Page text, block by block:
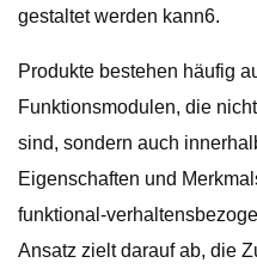
gestaltet werden kann6.
Produkte bestehen häufig
Funktionsmodulen, die
sind, sondern auch
Eigenschaften und
funktional-
Ansatz zielt darauf ab, die